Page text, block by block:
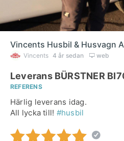
Vincents Husbil & Husvagn
Vincents 4 år sedan web
Leverans BÜRSTNER
REFERENS
Härlig leverans idag.
All lycka till! #husbil